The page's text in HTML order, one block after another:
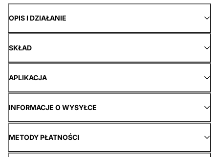
OPIS I DZIAŁANIE
SKŁAD
APLIKACJA
INFORMACJE O WYSYŁCE
METODY PŁATNOŚCI